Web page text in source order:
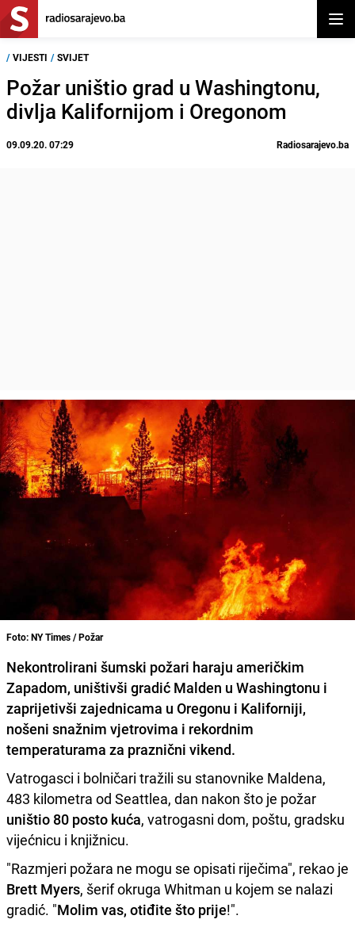
/ VIJESTI / SVIJET
Požar uništio grad u Washingtonu,
divlja Kalifornijom i Oregonom
09.09.20. 07:29 Radiosarajevo.ba
Foto: NY Times / Požar
Nekontrolirani šumski požari haraju američkim
Zapadom, uništivši gradić Malden u Washingtonu i
zaprijetivši zajednicama u Oregonu i Kaliforniji,
nošeni snažnim vjetrovima i rekordnim
temperaturama za praznični vikend.
Vatrogasci i bolničari tražili su stanovnike Maldena,
483 kilometra od Seattlea, dan nakon što je požar
uništio 80 posto kuća, vatrogasni dom, poštu, gradsku
vijećnicu i knjižnicu.
"Razmjeri požara ne mogu se opisati riječima", rekao je
Brett Myers, šerif okruga Whitman u kojem se nalazi
gradić. "Molim vas, otiđite što prije!".